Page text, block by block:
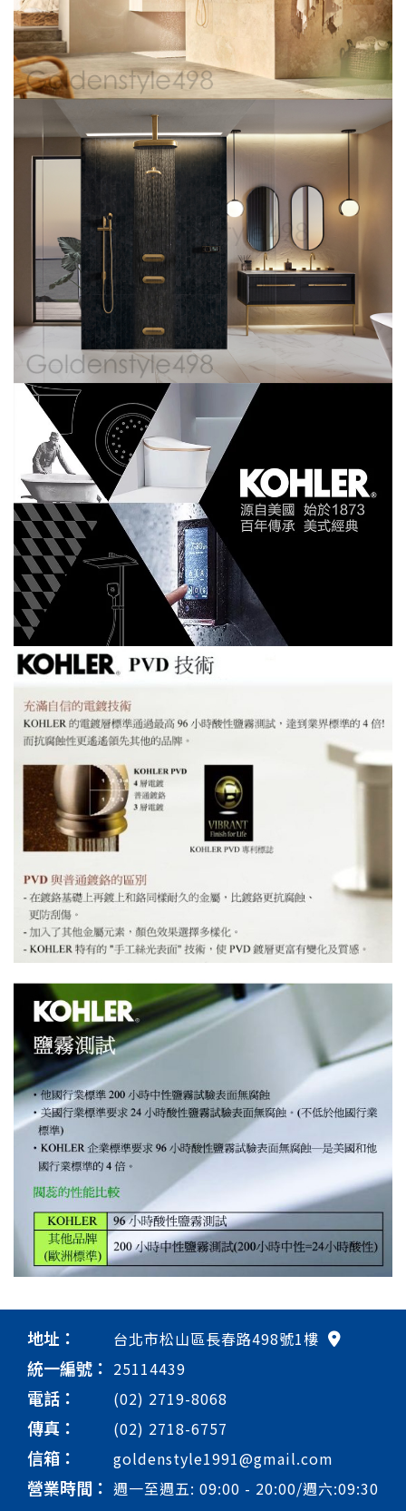
地址： 台北市松山區長春路498號1樓
統一編號： 25114439
電話： (02) 2719-8068
傳真： (02) 2718-6757
信箱： goldenstyle1991@gmail.com
營業時間： 週一至週五: 09:00 - 20:00/週六:09:30